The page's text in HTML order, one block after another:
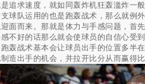
追求速度，就如同轰炸机狂轰滥炸一
球队运用的也是跑轰战术，那么就例
面而来。那就是体力与手感问题，
不好的话那么就会使球员的自信心受
轰战术基本会让球员出手的位置多半
造出手的机会，并拉开比分从而赢得